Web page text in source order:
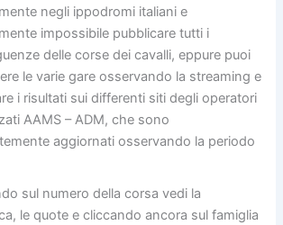
negli ippodromi italiani e
impossibile pubblicare tutti i
delle corse dei cavalli, eppure puoi
le varie gare osservando la streaming e
i risultati sui differenti siti degli operatori
AAMS – ADM, che sono
aggiornati osservando la periodo
sul numero della corsa vedi la
le quote e cliccando ancora sul famiglia